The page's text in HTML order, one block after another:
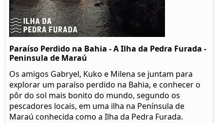
Paraíso Perdido na Bahia - A Ilha da Pedra Furada -
Peninsula de Maraú
Os amigos Gabryel, Kuko e Milena se juntam para
explorar um paraíso perdido na Bahia, e conhecer o
pôr do sol mais bonito do mundo, segundo os
pescadores locais, em uma ilha na Península de
Maraú conhecida como a Ilha da Pedra Furada.